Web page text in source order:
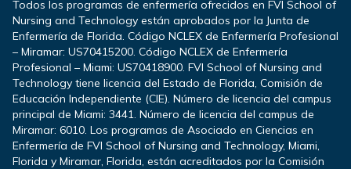
Todos los programas de enfermería ofrecidos en FVI School of
Nursing and Technology están aprobados por la Junta de
Enfermería de Florida. Código NCLEX de Enfermería Profesional
– Miramar: US70415200. Código NCLEX de Enfermería
Profesional – Miami: US70418900. FVI School of Nursing and
Technology tiene licencia del Estado de Florida, Comisión de
Educación Independiente (CIE). Número de licencia del campus
principal de Miami: 3441. Número de licencia del campus de
Miramar: 6010. Los programas de Asociado en Ciencias en
Enfermería de FVI School of Nursing and Technology, Miami,
Florida y Miramar, Florida, están acreditados por la Comisión